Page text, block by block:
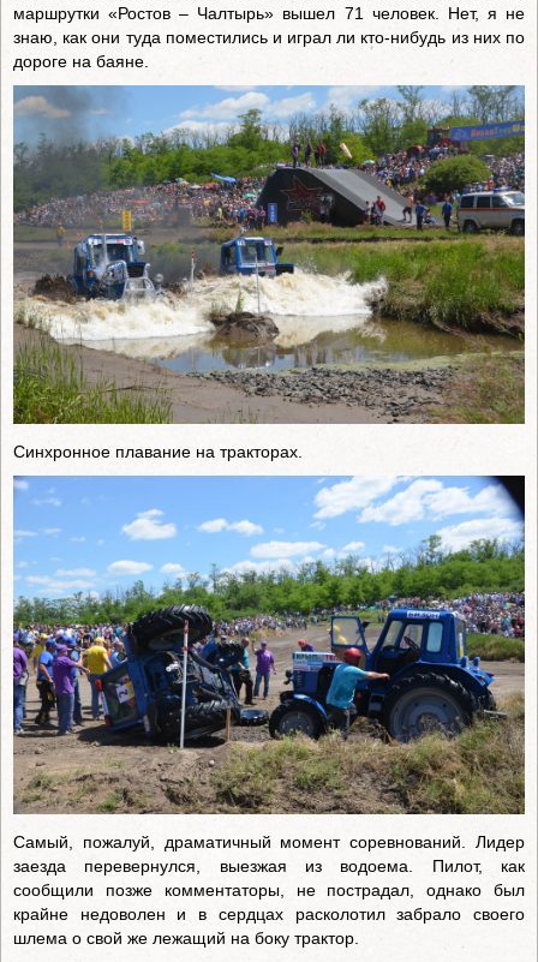
маршрутки «Ростов – Чалтырь» вышел 71 человек. Нет, я не
знаю, как они туда поместились и играл ли кто-нибудь из них по
дороге на баяне.
Синхронное плавание на тракторах.
Самый, пожалуй, драматичный момент соревнований. Лидер
заезда перевернулся, выезжая из водоема. Пилот, как
сообщили позже комментаторы, не пострадал, однако был
крайне недоволен и в сердцах расколотил забрало своего
шлема о свой же лежащий на боку трактор.